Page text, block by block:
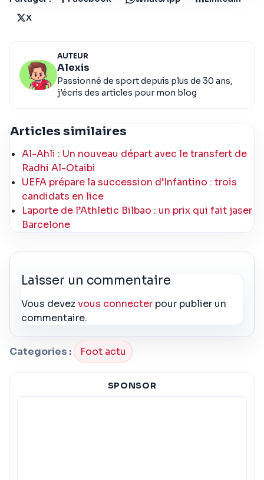
X
AUTEUR
Alexis
Passionné de sport depuis plus de 30 ans,
j'écris des articles pour mon blog
Articles similaires
Al-Ahli : Un nouveau départ avec le transfert de
Radhi Al-Otaibi
UEFA prépare la succession d’Infantino : trois
candidats en lice
Laporte de l’Athletic Bilbao : un prix qui fait jaser
Barcelone
Laisser un commentaire
Vous devezvous connecter pour publier un
commentaire.
Categories : Foot actu
SPONSOR